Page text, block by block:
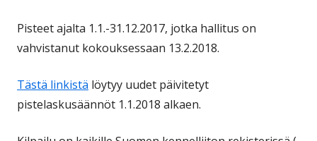
Pisteet ajalta 1.1.-31.12.2017, jotka hallitus on
vahvistanut kokouksessaan 13.2.2018.
Tästä linkistä löytyy uudet päivitetyt
pistelaskusäännöt 1.1.2018 alkaen.